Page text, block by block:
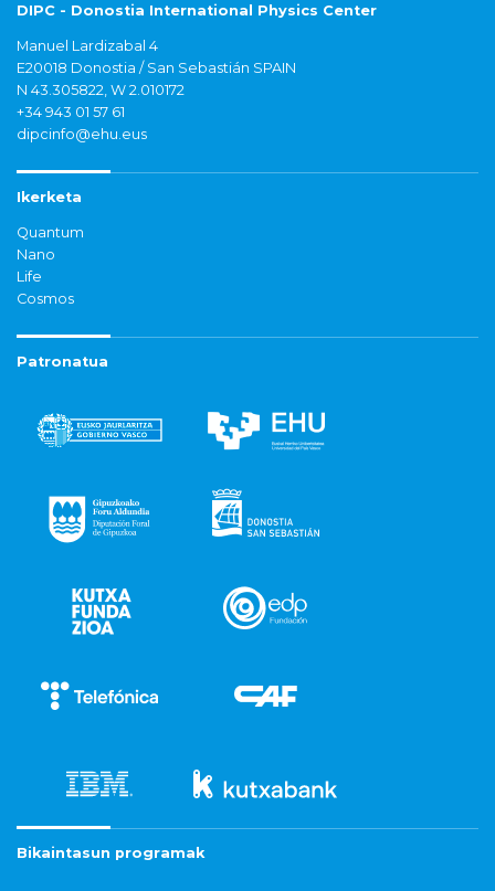
DIPC - Donostia International Physics Center
Manuel Lardizabal 4
E20018 Donostia / San Sebastián SPAIN
N 43.305822, W 2.010172
+34 943 01 57 61
dipcinfo@ehu.eus
Ikerketa
Quantum
Nano
Life
Cosmos
Patronatua
Bikaintasun programak